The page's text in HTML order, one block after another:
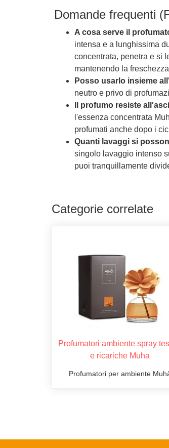
Domande frequenti
A cosa serve il
intensa e a lunghissima
concentrata, penetra e si
mantenendo la
Posso usarlo insieme
neutro e privo di
Il profumo resiste
l'essenza concentrata
profumati anche dopo i
Quanti lavaggi si
singolo lavaggio intenso
puoi tranquillamente
Categorie correlate
Profumatori ambiente spray
e ricariche Muha
Profumatori per ambiente